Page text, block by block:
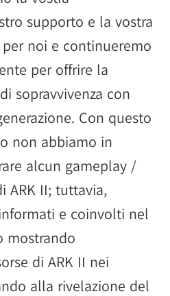
supporto e la vostra
noi e continueremo
per offrire la
sopravvivenza con
Con questo
non abbiamo in
alcun gameplay /
ARK II; tuttavia,
e coinvolti nel
mostrando
di ARK II nei
alla rivelazione del